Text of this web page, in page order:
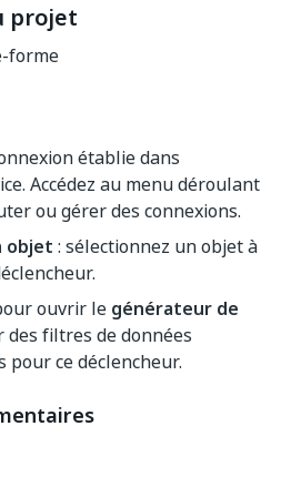
projet
forme
établie dans
Accédez au menu déroulant
ou gérer des connexions.
objet : sélectionnez un objet à
ouvrir le générateur de
des filtres de données
ce déclencheur.